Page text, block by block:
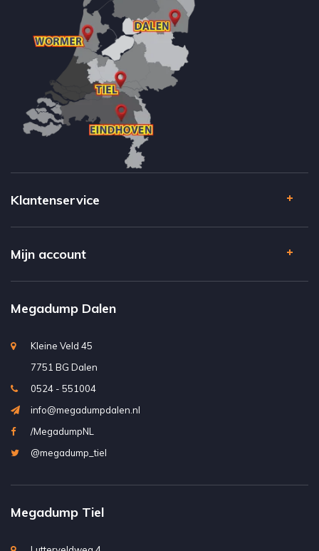
Klantenservice
Mijn account
Megadump Dalen
Kleine Veld 45
7751 BG Dalen
0524 - 551004
info@megadumpdalen.nl
/MegadumpNL
@megadump_tiel
Megadump Tiel